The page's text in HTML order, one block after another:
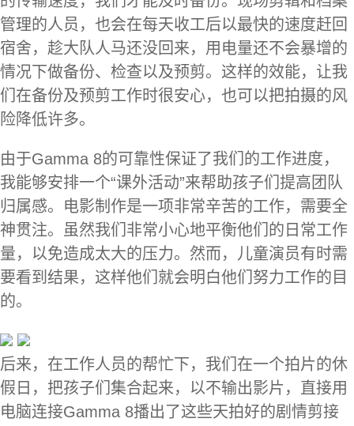
管理的人员，也会在每天收工后以最快的速度赶回
宿舍，趁大队人马还没回来，用电量还不会暴增的
情况下做备份、检查以及预剪。这样的效能，让我
们在备份及预剪工作时很安心，也可以把拍摄的风
险降低许多。
由于Gamma 8的可靠性保证了我们的工作进度，
我能够安排一个“课外活动”来帮助孩子们提高团队
归属感。电影制作是一项非常辛苦的工作，需要全
神贯注。虽然我们非常小心地平衡他们的日常工作
量，以免造成太大的压力。然而，儿童演员有时需
要看到结果，这样他们就会明白他们努力工作的目
的。
后来，在工作人员的帮忙下，我们在一个拍片的休
假日，把孩子们集合起来，以不输出影片，直接用
电脑连接Gamma 8播出了这些天拍好的剧情剪接